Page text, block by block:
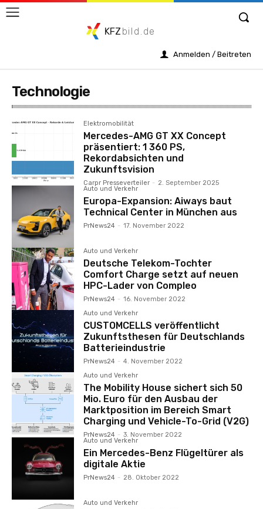
KFZ bild.de
Anmelden / Beitreten
Technologie
Elektromobilität
Mercedes-AMG GT XX Concept
präsentiert: 1 360 PS,
Rekordabsichten und
Zukunftsvision
Carpr Presseverteiler - 2. September 2025
Auto und Verkehr
Europa-Expansion: Aiways baut
Technical Center in München aus
PrNews24 - 17. November 2022
Auto und Verkehr
Deutsche Telekom-Tochter
Comfort Charge setzt auf neuen
HPC-Lader von Compleo
PrNews24 - 16. November 2022
Auto und Verkehr
CUSTOMCELLS veröffentlicht
Zukunftsthesen für Deutschlands
Batterieindustrie
PrNews24 - 4. November 2022
Auto und Verkehr
The Mobility House sichert sich 50
Mio. Euro für den Ausbau der
Marktposition im Bereich Smart
Charging und Vehicle-To-Grid (V2G)
PrNews24 - 3. November 2022
Auto und Verkehr
Ein Mercedes-Benz Flügeltürer als
digitale Aktie
PrNews24 - 28. Oktober 2022
Auto und Verkehr